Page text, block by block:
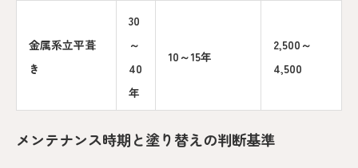
金属系立平葺
き
30
～
40
年
10～15年
2,500～
4,500
メンテナンス時期と塗り替えの判断基準